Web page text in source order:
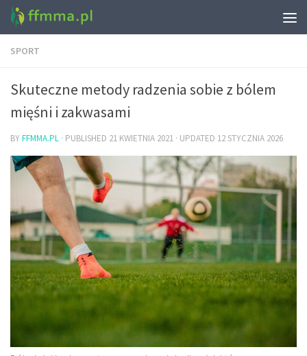
SPORT
Skuteczne metody radzenia sobie z bólem
mięśni i zakwasami
BYFFMMA.PL · PUBLISHED 21 KWIETNIA 2021 · UPDATED 12 STYCZNIA 2026